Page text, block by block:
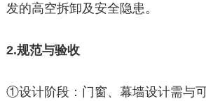
发的高空拆卸及安全隐患。
2.规范与验收
①设计阶段：门窗、幕墙设计需与